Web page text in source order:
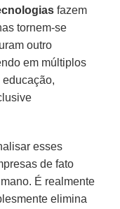
fazem
tornem-se
outro
em múltiplos
esses
de fato
É realmente
elimina